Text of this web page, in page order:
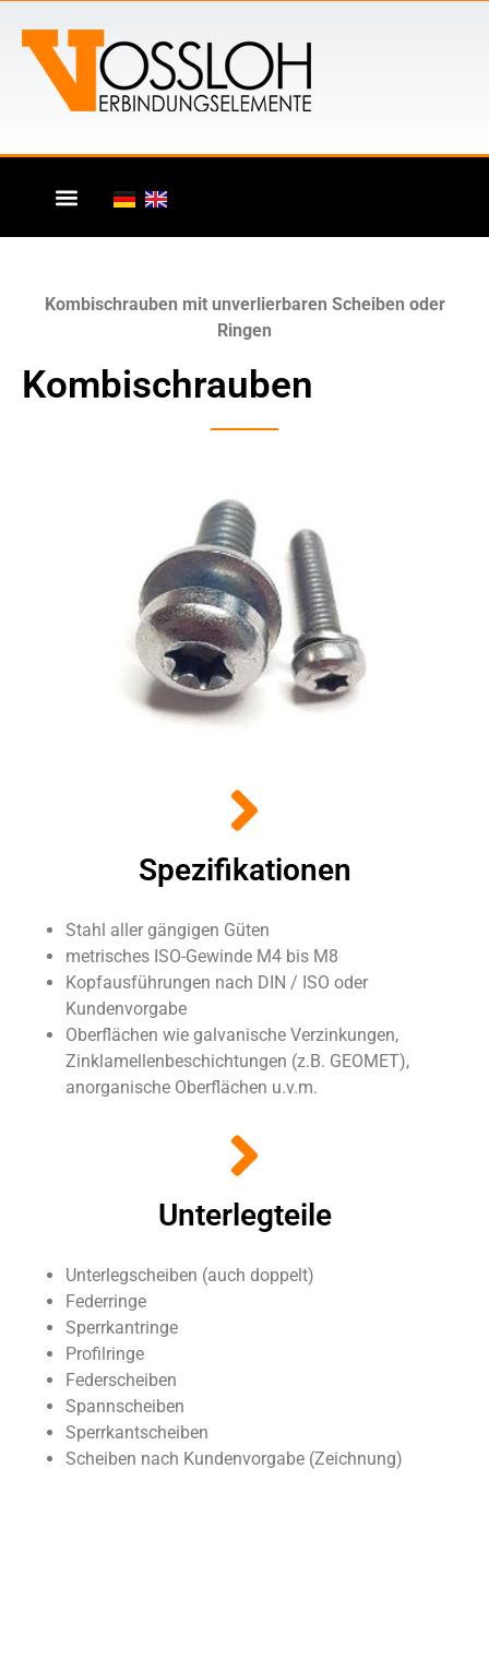
Kombischrauben mit unverlierbaren Scheiben oder
Ringen
Kombischrauben
Spezifikationen
Stahl aller gängigen Güten
metrisches ISO-Gewinde M4 bis M8
Kopfausführungen nach DIN / ISO oder
Kundenvorgabe
Oberflächen wie galvanische Verzinkungen,
Zinklamellenbeschichtungen (z.B. GEOMET),
anorganische Oberflächen u.v.m.
Unterlegteile
Unterlegscheiben (auch doppelt)
Federringe
Sperrkantringe
Profilringe
Federscheiben
Spannscheiben
Sperrkantscheiben
Scheiben nach Kundenvorgabe (Zeichnung)